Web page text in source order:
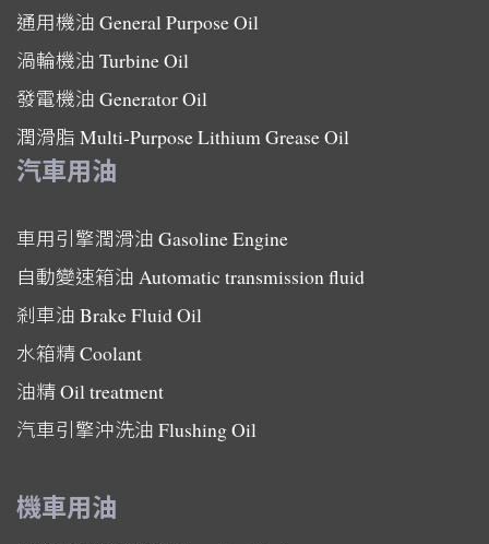
通用機油 General Purpose Oil
渦輪機油 Turbine Oil
發電機油 Generator Oil
潤滑脂 Multi-Purpose Lithium Grease Oil
汽車用油
車用引擎潤滑油 Gasoline Engine
自動變速箱油 Automatic transmission fluid
剎車油 Brake Fluid Oil
水箱精Coolant
油精Oil treatment
汽車引擎沖洗油 Flushing Oil
機車用油